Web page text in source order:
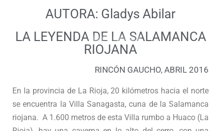
AUTORA: Gladys Abilar
LA LEYENDA DE LA SALAMANCA
RIOJANA
RINCÓN GAUCHO, ABRIL 2016
En la provincia de La Rioja, 20 kilómetros hacia el norte
se encuentra la Villa Sanagasta, cuna de la Salamanca
riojana. A 1.600 metros de esta Villa rumbo a Huaco (La